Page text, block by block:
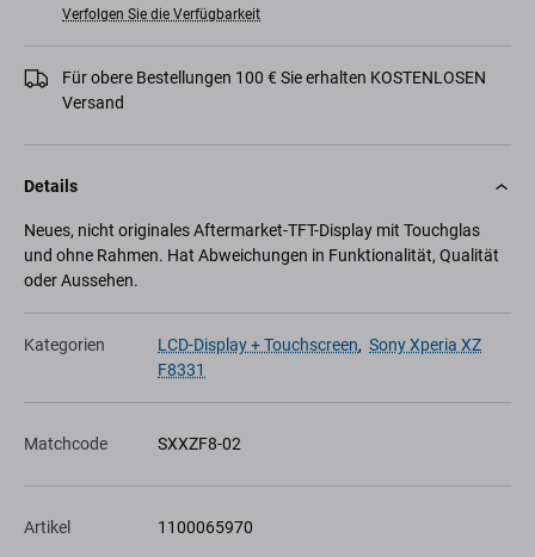
Verfolgen Sie die Verfügbarkeit
Für obere Bestellungen 100 € Sie erhalten KOSTENLOSEN
Versand
Details
Neues, nicht originales Aftermarket-TFT-Display mit Touchglas
und ohne Rahmen. Hat Abweichungen in Funktionalität, Qualität
oder Aussehen.
Kategorien LCD-Display + Touchscreen, Sony Xperia XZ
F8331
Matchcode SXXZF8-02
Artikel 1100065970